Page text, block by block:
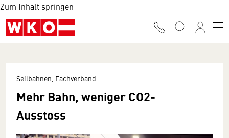
Zum Inhalt springen
Seilbahnen, Fachverband
Mehr Bahn, weniger CO2-
Ausstoss